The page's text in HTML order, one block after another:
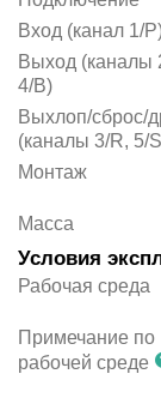
Вход (канал 1/
Выход (каналы
4/B)
Выхлоп/сброс/
(каналы 3/R, 5/
Монтаж
Масса
Условия
Рабочая среда
Примечание по
рабочей среде